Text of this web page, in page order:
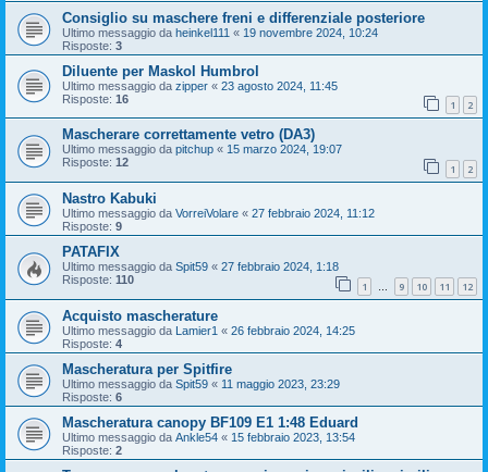
Consiglio su maschere freni e differenziale posteriore
Ultimo messaggio da heinkel111 « 19 novembre 2024, 10:24
Risposte: 3
Diluente per Maskol Humbrol
Ultimo messaggio da zipper « 23 agosto 2024, 11:45
Risposte: 16 1 2
Mascherare correttamente vetro (DA3)
Ultimo messaggio da pitchup « 15 marzo 2024, 19:07
Risposte: 12 1 2
Nastro Kabuki
Ultimo messaggio da VorreiVolare « 27 febbraio 2024, 11:12
Risposte: 9
PATAFIX
Ultimo messaggio da Spit59 « 27 febbraio 2024, 1:18
Risposte: 110 1 … 9 10 11 12
Acquisto mascherature
Ultimo messaggio da Lamier1 « 26 febbraio 2024, 14:25
Risposte: 4
Mascheratura per Spitfire
Ultimo messaggio da Spit59 « 11 maggio 2023, 23:29
Risposte: 6
Mascheratura canopy BF109 E1 1:48 Eduard
Ultimo messaggio da Ankle54 « 15 febbraio 2023, 13:54
Risposte: 2